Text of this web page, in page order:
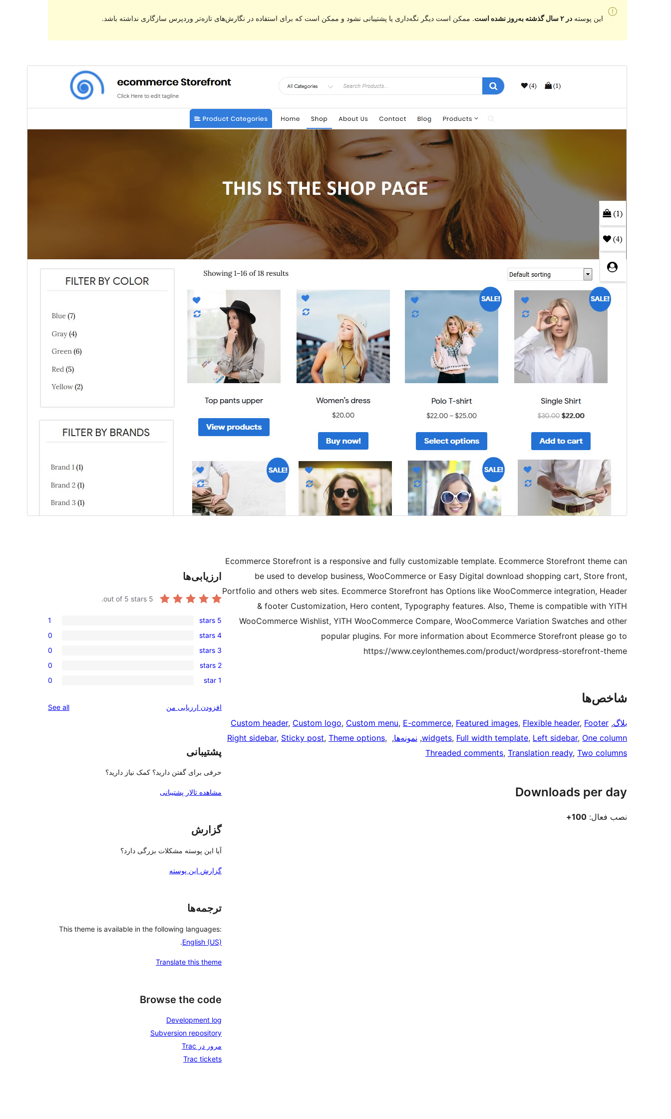
این پوستهدر ۲ سال گذشته به‌روز نشده است . ممکن است دیگر نگه‌داری یا پشتیبانی نشود و ممکن است که برای استفاده در نگارش‌های تازه‌تر وردپرس سازگاری نداشته باشد.
New York Business
می‌باشد.
PHP version
Ecommerce Storefront is a responsive and fully customizable template. Ecommerce Storefront theme can
be used to develop business, WooCommerce or Easy Digital download shopping cart, Store front,
Portfolio and others web sites. Ecommerce Storefront has Options like WooCommerce integration, Header
& footer Customization, Hero content, Typography features. Also, Theme is compatible with YITH
WooCommerce Wishlist, YITH WooCommerce Compare, WooCommerce Variation Swatches and other
popular plugins. For more information about Ecommerce Storefront please go to
https://www.ceylonthemes.com/product/wordpress-storefront-theme
شاخص‌ها
بلاگ,
Custom header, Custom logo, Custom menu, E-commerce, Featured images, Flexible header, Footer
widgets, Full width template, Left sidebar, One column
, نمونه‌ها,
Right sidebar, Sticky post, Theme options
Threaded comments, Translation ready, Two columns
Downloads per day
نصب فعال: 100+
ارزیابی‌ها
5
1
5-
star
review
5 stars
1
0
4-
star
reviews
4 stars
0
0
3-
star
3 stars
0
0
reviews
2 stars
0
0
star
1 star
0
افزودن ارزیابی من See all
پشتیبانی
حرفی برای گفتن دارید؟ کمک نیاز دارید؟
مشاهده تالار پشتیبانی
گزارش
آیا این پوسته مشکلات بزرگی دارد؟
گزارش این پوسته
ترجمه‌ها
This theme is available in the following languages:
English (US)
.
Translate this theme
Browse the code
Development log
Subversion repository
مرور در Trac
Trac tickets